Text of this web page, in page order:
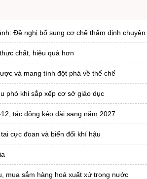
Đề nghị bổ sung cơ chế thẩm định
chất, hiệu quả hơn
và mang tính đột phá về thể chế
phó khi sắp xếp cơ sở giáo dục
tác động kéo dài sang năm 2027
cực đoan và biến đổi khí hậu
mua sắm hàng hoá xuất xứ trong nước